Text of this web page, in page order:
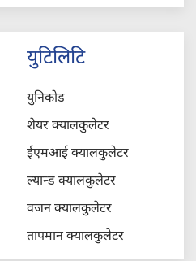
युटिलिटि
युनिकोड
शेयर क्यालकुलेटर
ईएमआई क्यालकुलेटर
ल्यान्ड क्यालकुलेटर
वजन क्यालकुलेटर
तापमान क्यालकुलेटर